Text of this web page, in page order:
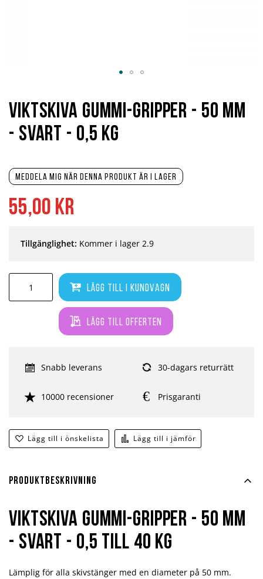
55,00 kr
Meddela mig när denna produkt är i lager
Lägg till i kundvagn
Lägg till offerten
Lägg till i önskelista Lägg till i jämför
Tillgänglighet: Kommer i lager 2.9
Snabb leverans 30-dagars returrätt
10000 recensioner Prisgaranti
Viktskiva Gummi-Gripper - 50 mm
- svart - 0,5 kg
början
av
bildgalleriet
Produktbeskrivning
Viktskiva Gummi-Gripper - 50 mm
- svart - 0,5 till 40 kg
Lämplig för alla skivstänger med en diameter på 50 mm.